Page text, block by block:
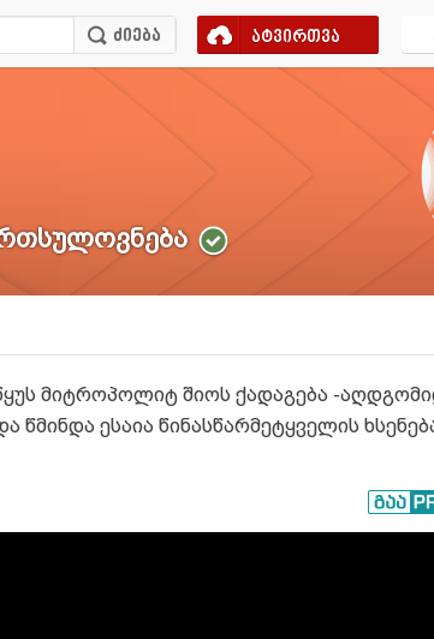
ატვირთვა
მიტროპოლიტ შიოს ქადაგება -
ესაია წინასწარმეტყველის